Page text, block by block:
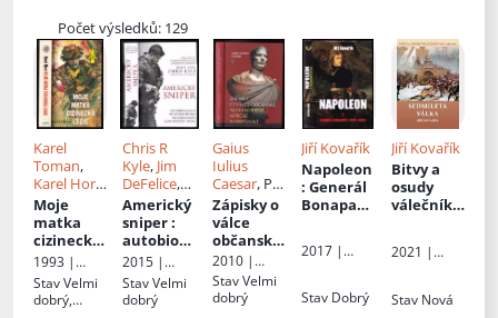
Počet výsledků: 129
Karel
Toman,
Karel Hora,
Il.Miloslav
Havlíček
Karel M
Toman
Moje
matka
cizinecká
legie
1993 |
Egem
StavVelmi
dobrý,
Chris R
Kyle, Jim
DeFelice,
Scott
McEwen
Př.Marek
Pavka
Americký
sniper:
autobiogr
afie
nejúspěš
nějšího
odstřelov
2015 |
CPress
StavVelmi
dobrý
Gaius
Iulius
Caesar, Př.
Václav
Marek
Marie
Husová
Zápisky o
válce
občanské,
alexandri
jské,
africké a
hispánské
2010 |
Naše
vojsko
StavVelmi
dobrý
Jiří Kovařík
Napoleon
: Generál
Bonapart
část
2017 |
Stav Dobrý
Jiří Kovařík
Bitvy a
osudy
válečníků
válka :
1763) - VIII
2021 |
Stav Nová